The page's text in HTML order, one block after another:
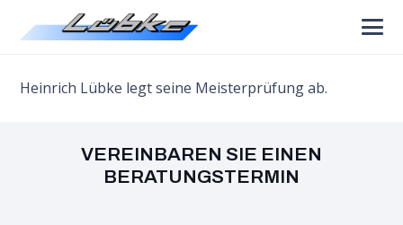
Heinrich Lübke legt seine Meisterprüfung ab.
VEREINBAREN SIE EINEN
BERATUNGSTERMIN